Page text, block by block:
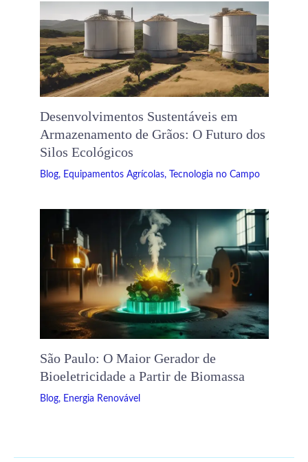
Desenvolvimentos Sustentáveis ​​em
Armazenamento de Grãos: O Futuro dos
Silos Ecológicos
Blog, Equipamentos Agrícolas, Tecnologia no Campo
São Paulo: O Maior Gerador de
Bioeletricidade a Partir de Biomassa
Blog, Energia Renovável